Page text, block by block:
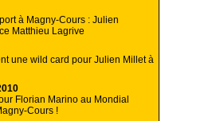
à Magny-Cours : Julien
Matthieu Lagrive
une wild card pour Julien Millet à
Florian Marino au Mondial
Cours !